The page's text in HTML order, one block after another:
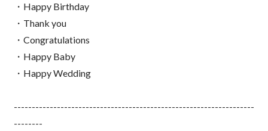
・Happy Birthday
・Thank you
・Congratulations
・Happy Baby
・Happy Wedding
-------------------------------------------------------------------
--------